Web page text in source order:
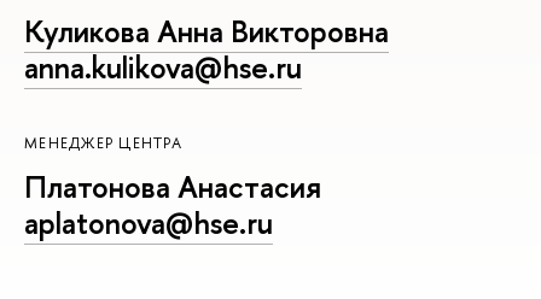
Куликова Анна Викторовна
anna.kulikova@hse.ru
МЕНЕДЖЕР ЦЕНТРА
Платонова Анастасия
aplatonova@hse.ru